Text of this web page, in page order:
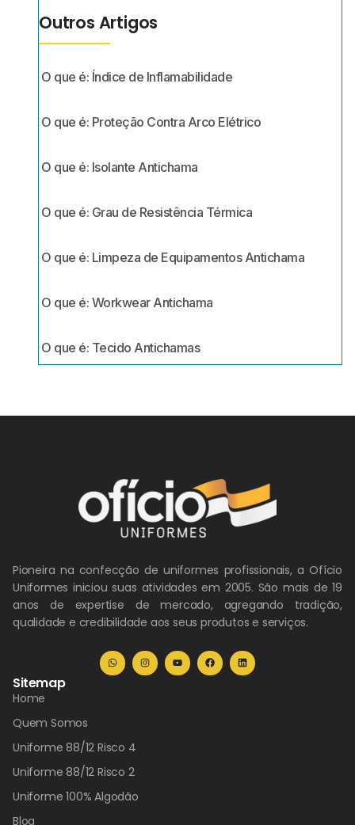
Outros Artigos
O que é: Índice de Inflamabilidade
O que é: Proteção Contra Arco Elétrico
O que é: Isolante Antichama
O que é: Grau de Resistência Térmica
O que é: Limpeza de Equipamentos Antichama
O que é: Workwear Antichama
O que é: Tecido Antichamas
Pioneira na confecção de uniformes profissionais, a Ofício
Uniformes iniciou suas atividades em 2005. São mais de 19
anos de expertise de mercado, agregando tradição,
qualidade e credibilidade aos seus produtos e serviços.
Sitemap
Home
Quem Somos
Uniforme 88/12 Risco 4
Uniforme 88/12 Risco 2
Uniforme 100% Algodão
Blog